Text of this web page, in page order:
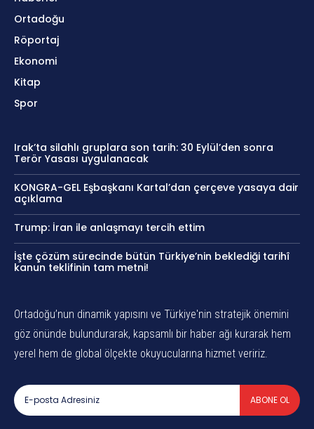
Ortadoğu
Röportaj
Ekonomi
Kitap
Spor
Irak’ta silahlı gruplara son tarih: 30 Eylül’den sonra
Terör Yasası uygulanacak
KONGRA-GEL Eşbaşkanı Kartal’dan çerçeve yasaya dair
açıklama
Trump: İran ile anlaşmayı tercih ettim
İşte çözüm sürecinde bütün Türkiye’nin beklediği tarihî
kanun teklifinin tam metni!
Ortadoğu’nun dinamik yapısını ve Türkiye'nin stratejik önemini
göz önünde bulundurarak, kapsamlı bir haber ağı kurarak hem
yerel hem de global ölçekte okuyucularına hizmet veririz.
ABONE OL